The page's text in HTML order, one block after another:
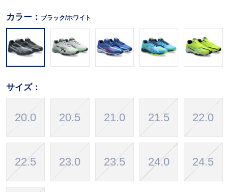
カラー： ブラック/ホワイト
サイズ：
20.0 20.5 21.0 21.5 22.0
22.5 23.0 23.5 24.0 24.5